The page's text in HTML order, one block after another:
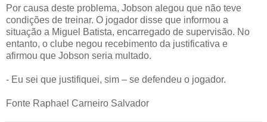
Por causa deste problema, Jobson alegou que não teve
condições de treinar. O jogador disse que informou a
situação a Miguel Batista, encarregado de supervisão. No
entanto, o clube negou recebimento da justificativa e
afirmou que Jobson seria multado.
- Eu sei que justifiquei, sim – se defendeu o jogador.
Fonte Raphael Carneiro Salvador